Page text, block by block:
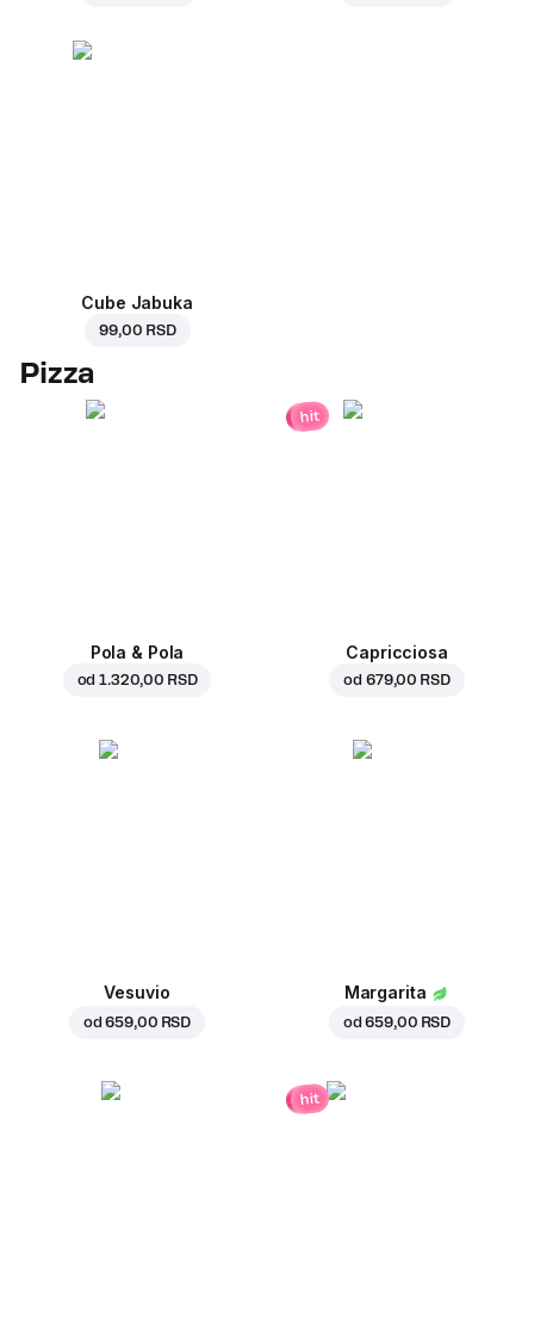
Cube Jabuka
99,00 RSD
Pizza
Pola & Pola
od1.320,00 RSD
hit
Capricciosa
od 679,00 RSD
Vesuvio
od659,00 RSD
Margarita
od659,00 RSD
hit